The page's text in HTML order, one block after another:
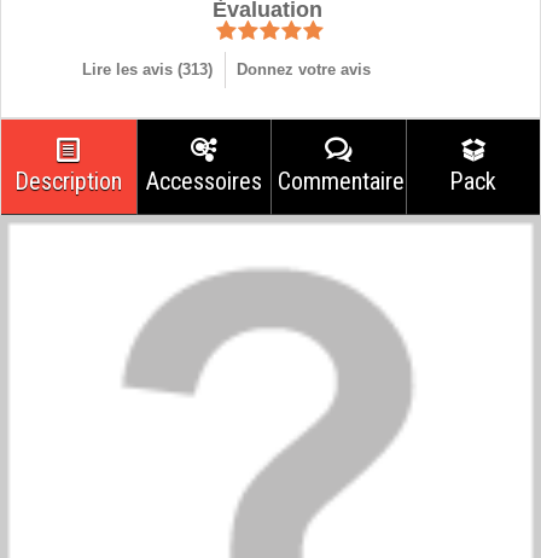
Èvaluation
Lire les avis (313) Donnez votre avis
Description Accessoires Commentaires Pack